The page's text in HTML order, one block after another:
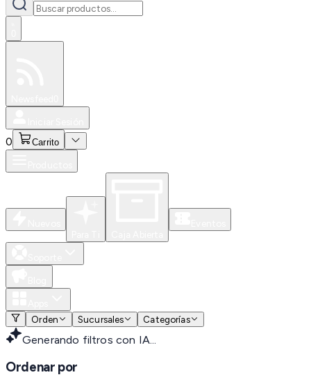
0 Carrito
Orden
Sucursales Categorías
Generando filtros con IA...
Ordenar por